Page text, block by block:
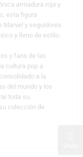
armadura roja y
esta figura
Marvel y seguidores
y lleno de estilo.
y fans de las
cultura pop a
a la
del mundo y los
toda su
colección de